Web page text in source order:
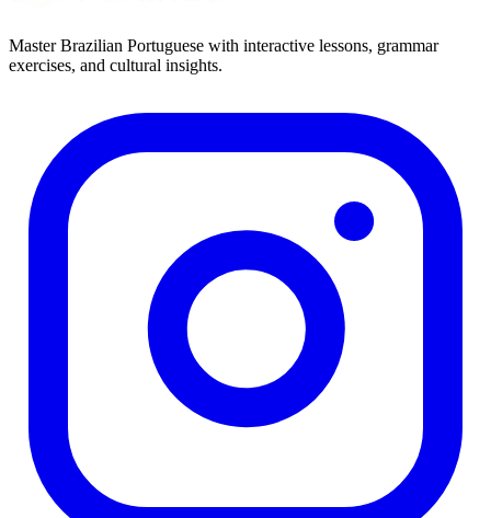
Master Brazilian Portuguese with interactive lessons, grammar
exercises, and cultural insights.